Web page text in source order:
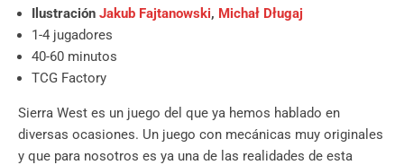
Ilustración Jakub Fajtanowski, Michał Długaj
1-4 jugadores
40-60 minutos
TCG Factory
Sierra West es un juego del que ya hemos hablado en
diversas ocasiones. Un juego con mecánicas muy originales
y que para nosotros es ya una de las realidades de esta